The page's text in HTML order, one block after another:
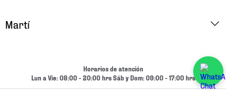
Cambios y Devoluciones
Martí
Horarios de atención
Lun a Vie: 08:00 - 20:00 hrs Sáb y Dom: 09:00 - 17:00 hrs